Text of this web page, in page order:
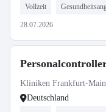
Vollzeit
28.07.2026
Kliniken Frankfurt-
Deutschland